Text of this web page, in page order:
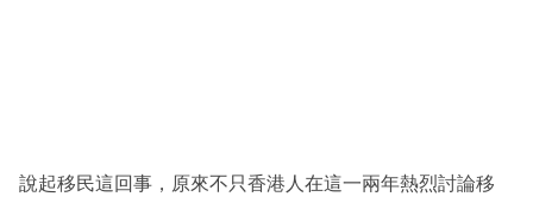
說起移民這回事，原來不只香港人在這一兩年熱烈討論移